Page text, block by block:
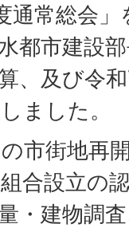
通常総会
都市建設
、及び令
ました。
市街地再
合設立の
・建物調